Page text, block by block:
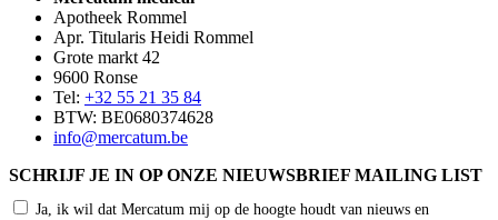
Apotheek Rommel
Apr. Titularis Heidi Rommel
Grote markt 42
9600 Ronse
Tel: +32 55 21 35 84
BTW: BE0680374628
info@mercatum.be
SCHRIJF JE IN OP ONZE NIEUWSBRIEF MAILING LIST
Ja, ik wil dat Mercatum mij op de hoogte houdt van nieuws en